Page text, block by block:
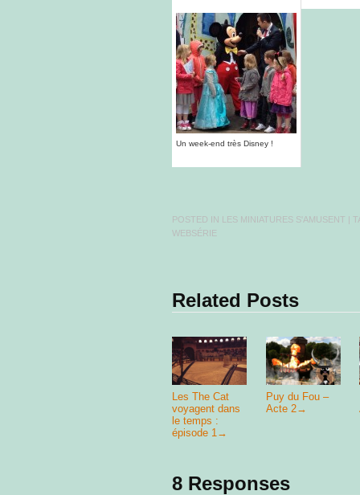
Un week-end très Disney !
POSTED IN LES MINIATURES S'AMUSENT |
WEBSÉRIE
Related Posts
Les The Cat
voyagent dans
le temps :
épisode 1 →
Puy du Fou –
Acte 2→
8 Responses